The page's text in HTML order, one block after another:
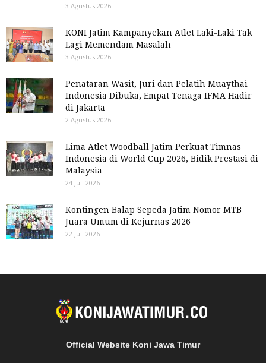
3 Agustus 2026
KONI Jatim Kampanyekan Atlet Laki-Laki Tak
Lagi Memendam Masalah
3 Agustus 2026
Penataran Wasit, Juri dan Pelatih Muaythai
Indonesia Dibuka, Empat Tenaga IFMA Hadir
di Jakarta
2 Agustus 2026
Lima Atlet Woodball Jatim Perkuat Timnas
Indonesia di World Cup 2026, Bidik Prestasi di
Malaysia
24 Juli 2026
Kontingen Balap Sepeda Jatim Nomor MTB
Juara Umum di Kejurnas 2026
22 Juli 2026
Official Website Koni Jawa Timur